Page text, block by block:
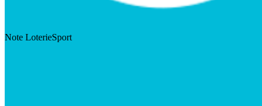
Note LoterieSport